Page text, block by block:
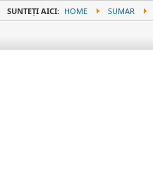
SUNTEȚI AICI: HOME SUMAR